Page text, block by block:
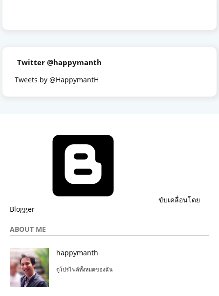
Twitter @happymanth
Tweets by @HappymantH
ขับเคลื่อนโดย
Blogger
ABOUT ME
happymanth
ดูโปรไฟล์ทั้งหมดของฉัน